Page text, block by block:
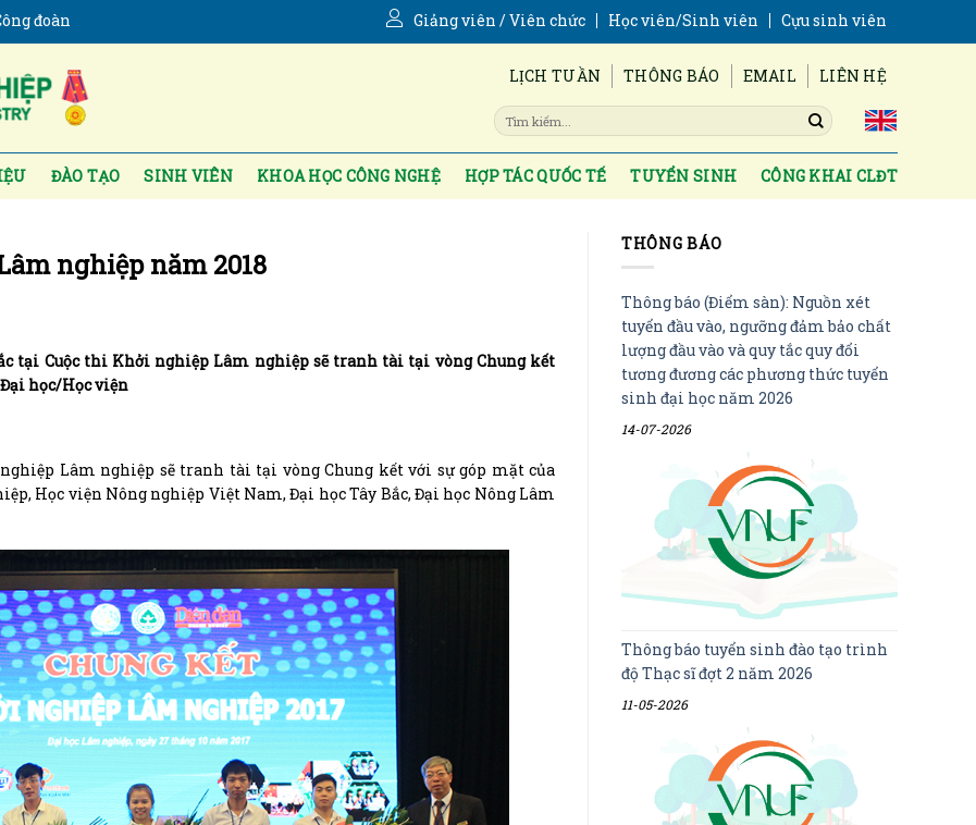
đoàn Giảng viên / Viên chức Học viên/Sinh viên Cựu sinh viên
LỊCH TUẦN THÔNG BÁO EMAIL LIÊN HỆ
ĐÀO TẠO SINH VIÊN KHOA HỌC CÔNG NGHỆ HỢP TÁC QUỐC TẾ TUYỂN SINH CÔNG KHAI CLĐT
nghiệp năm 2018
tại Cuộc thi Khởi nghiệp Lâm nghiệp sẽ tranh tài tại vòng Chung kết
học/Học viện
Lâm nghiệp sẽ tranh tài tại vòng Chung kết với sự góp mặt của
Học viện Nông nghiệp Việt Nam, Đại học Tây Bắc, Đại học Nông Lâm
THÔNG BÁO
Thông báo (Điểm sàn): Nguồn xét
tuyển đầu vào, ngưỡng đảm bảo chất
lượng đầu vào và quy tắc quy đổi
tương đương các phương thức tuyển
sinh đại học năm 2026
14-07-2026
Thông báo tuyển sinh đào tạo trình
độ Thạc sĩ đợt 2 năm 2026
11-05-2026